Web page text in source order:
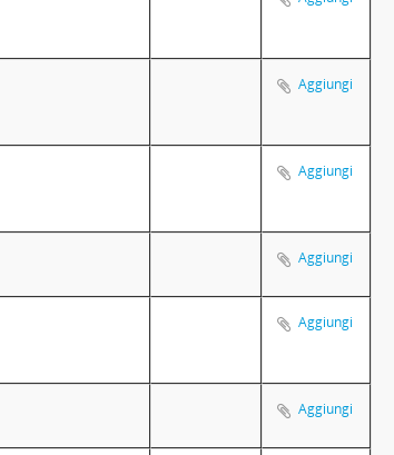
Aggiungi
Aggiungi
Aggiungi
Aggiungi
Aggiungi